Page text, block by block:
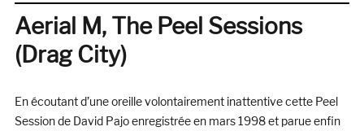
Memorials
Aerial M, The Peel Sessions
(Drag City)
En écoutant d’une oreille volontairement inattentive cette Peel
Session de David Pajo enregistrée en mars 1998 et parue enfin